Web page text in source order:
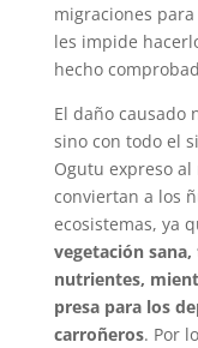
migraciones
les impide
hecho
El daño causado
sino con todo el
Ogutu expreso al
conviertan a los
ecosistemas, ya
vegetación
nutrientes,
presa para los
carroñeros. Por